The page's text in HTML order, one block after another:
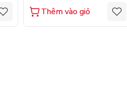
Thêm vào giỏ